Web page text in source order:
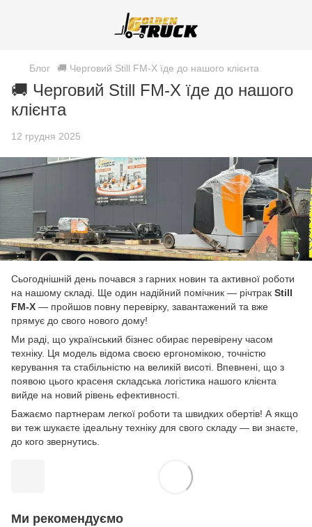
Блог 🚚 Черговий Still FM-X їде до нашого клієнта
🚚 Черговий Still FM-X їде до нашого
клієнта
12 грудня 2025
Сьогоднішній день почався з гарних новин та активної роботи
на нашому складі. Ще один надійний помічник — річтрак Still
FM-X — пройшов повну перевірку, завантажений та вже
прямує до свого нового дому!
Ми раді, що український бізнес обирає перевірену часом
техніку. Ця модель відома своєю ергономікою, точністю
керування та стабільністю на великій висоті. Впевнені, що з
появою цього красеня складська логістика нашого клієнта
вийде на новий рівень ефективності.
Бажаємо партнерам легкої роботи та швидких обертів! А якщо
ви теж шукаєте ідеальну техніку для свого складу — ви знаєте,
до кого звернутись.
Ми рекомендуємо